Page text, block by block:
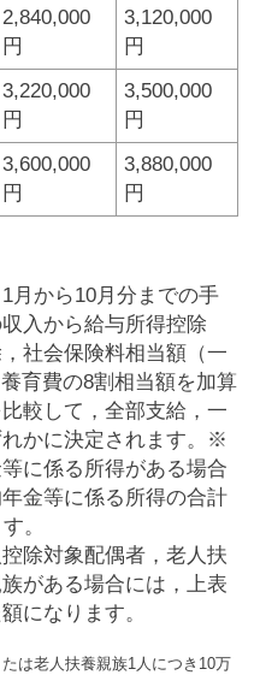
2,840,000
円
3,120,000
円
3,220,000
円
3,500,000
円
3,600,000
円
3,880,000
円
月から10月分までの手
入から給与所得控除
社会保険料相当額（一
育費の8割相当額を加算
較して，全部支給，一
かに決定されます。※
に係る所得がある場合
金等に係る所得の合計
。
除対象配偶者，老人扶
がある場合には，上表
になります。
は老人扶養親族1人につき10万